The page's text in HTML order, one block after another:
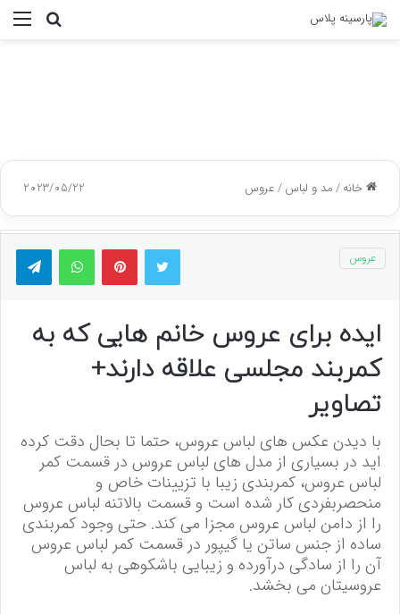
جستجو
خانه/مد و لباس/عروس 2023/05/22
توییتر پینتریستواتس آپ
عروس
ایده برای عروس خانم هایی که به
کمربند مجلسی علاقه دارند+
تصاویر
با دیدن عکس های لباس عروس، حتما تا بحال دقت کرده
اید در بسیاری از مدل های لباس عروس در قسمت کمر
لباس عروس، کمربندی زیبا با تزیینات خاص و
منحصربفردی کار شده است و قسمت بالاتنه لباس عروس
را از دامن لباس عروس مجزا می کند. حتی وجود کمربندی
ساده از جنس ساتن یا گیپور در قسمت کمر لباس عروس
آن را از سادگی درآورده و زیبایی باشکوهی به لباس
عروسیتان می بخشد.